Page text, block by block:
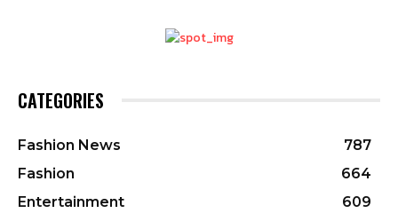
CATEGORIES
Fashion News
787
Fashion
664
Entertainment
609